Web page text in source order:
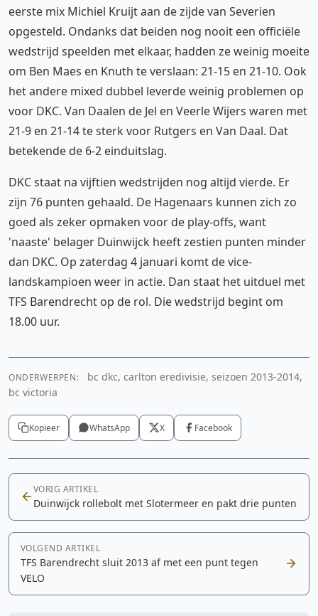
eerste mix Michiel Kruijt aan de zijde van Severien
opgesteld. Ondanks dat beiden nog nooit een officiële
wedstrijd speelden met elkaar, hadden ze weinig moeite
om Ben Maes en Knuth te verslaan: 21-15 en 21-10. Ook
het andere mixed dubbel leverde weinig problemen op
voor DKC. Van Daalen de Jel en Veerle Wijers waren met
21-9 en 21-14 te sterk voor Rutgers en Van Daal. Dat
betekende de 6-2 einduitslag.
DKC staat na vijftien wedstrijden nog altijd vierde. Er
zijn 76 punten gehaald. De Hagenaars kunnen zich zo
goed als zeker opmaken voor de play-offs, want
'naaste' belager Duinwijck heeft zestien punten minder
dan DKC. Op zaterdag 4 januari komt de vice-
landskampioen weer in actie. Dan staat het uitduel met
TFS Barendrecht op de rol. Die wedstrijd begint om
18.00 uur.
ONDERWERPEN:
bc dkc, carlton eredivisie, seizoen 2013-2014,
bc victoria
Kopieer WhatsApp X Facebook
VORIG ARTIKEL
Duinwijck rollebolt met Slotermeer en pakt drie punten
VOLGEND ARTIKEL
TFS Barendrecht sluit 2013 af met een punt tegen
VELO